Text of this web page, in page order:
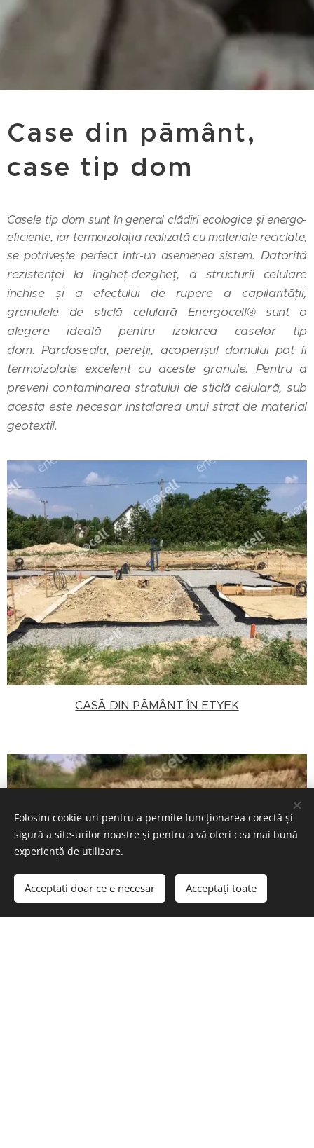
Case din pământ,
case tip dom
Casele tip dom sunt în general clădiri ecologice și energo-
eficiente, iar termoizolația realizată cu materiale reciclate,
se potrivește perfect într-un asemenea sistem. Datorită
rezistenței la îngheț-dezgheț, a structurii celulare
închise și a efectului de rupere a capilarității,
granulele de sticlă celulară Energocell® sunt o
alegere ideală pentru izolarea caselor tip
dom. Pardoseala, pereții, acoperișul domului pot fi
termoizolate excelent cu aceste granule. Pentru a
preveni contaminarea stratului de sticlă celulară, sub
acesta este necesar instalarea unui strat de material
geotextil.
CASĂ DIN PĂMÂNT ÎN ETYEK
Folosim cookie-uri pentru a permite funcționarea corectă și
sigură a site-urilor noastre și pentru a vă oferi cea mai bună
experiență de utilizare.
Acceptați doar ce e necesar Acceptați toate